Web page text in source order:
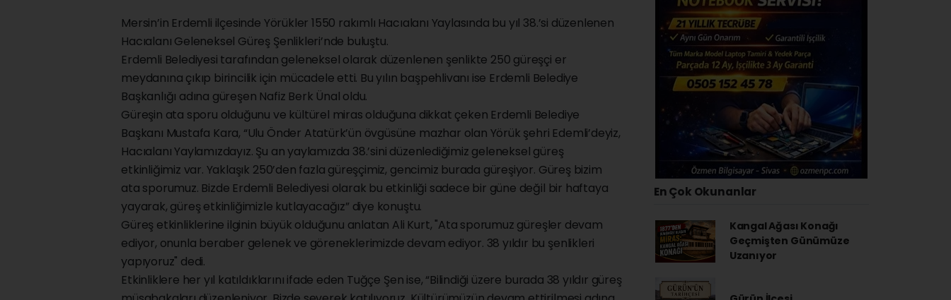
Mersin’in Erdemli ilçesinde Yörükler 1550 rakımlı Hacıalanı Yaylasında bu yıl 38.’si düzenlenen
Hacıalanı Geleneksel Güreş Şenlikleri’nde buluştu.
Erdemli Belediyesi tarafından geleneksel olarak düzenlenen şenlikte 250 güreşçi er
meydanına çıkıp birincilik için mücadele etti. Bu yılın başpehlivanı ise Erdemli Belediye
Başkanlığı adına güreşen Nafiz Berk Ünal oldu.
Güreşin ata sporu olduğunu ve kültürel miras olduğuna dikkat çeken Erdemli Belediye
Başkanı Mustafa Kara, “Ulu Önder Atatürk’ün övgüsüne mazhar olan Yörük şehri Edemli’deyiz,
Hacıalanı Yaylamızdayız. Şu an yaylamızda 38.’sini düzenlediğimiz geleneksel güreş
etkinliğimiz var. Yaklaşık 250’den fazla güreşçimiz, gencimiz burada güreşiyor. Güreş bizim
ata sporumuz. Bizde Erdemli Belediyesi olarak bu etkinliği sadece bir güne değil bir haftaya
yayarak, güreş etkinliğimizle kutlayacağız” diye konuştu.
Güreş etkinliklerine ilginin büyük olduğunu anlatan Ali Kurt, "Ata sporumuz güreşler devam
ediyor, onunla beraber gelenek ve göreneklerimizde devam ediyor. 38 yıldır bu şenlikleri
yapıyoruz" dedi.
Etkinliklere her yıl katıldıklarını ifade eden Tuğçe Şen ise, “Bilindiği üzere burada 38 yıldır güreş
En Çok Okunanlar
Kangal Ağası Konağı
Geçmişten Günümüze
Uzanıyor